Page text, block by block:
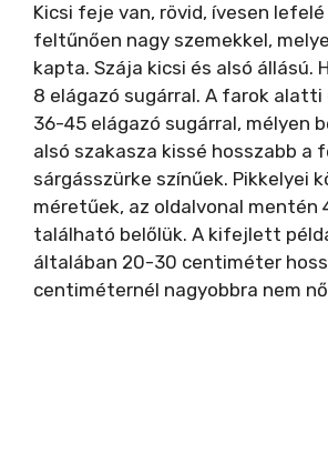
Kicsi feje van, rövid, ívesen
feltűnően nagy szemekkel,
kapta. Szája kicsi és alsó állású.
8 elágazó sugárral. A farok alatti
36-45 elágazó sugárral, mélyen
alsó szakasza kissé hosszabb a
sárgásszürke színűek. Pikkelyei
méretűek, az oldalvonal mentén
található belőlük. A kifejlett
általában 20-30 centiméter
centiméternél nagyobbra nem